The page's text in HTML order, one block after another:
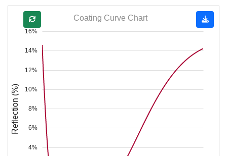
4%
6%
8%
10%
12%
14%
16%
Reflection (%)
Coating Curve Chart